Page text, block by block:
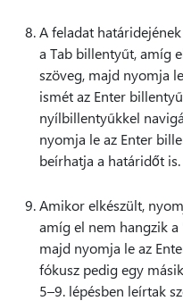
A feladat
a Tab billentyűt, amíg
szöveg, majd nyomja
ismét az Enter
nyílbillentyűkkel
nyomja le az Enter
beírhatja a határidőt is.
Amikor elkészült,
amíg el nem hangzik a
majd nyomja le az
fókusz pedig egy
5–9. lépésben leírtak